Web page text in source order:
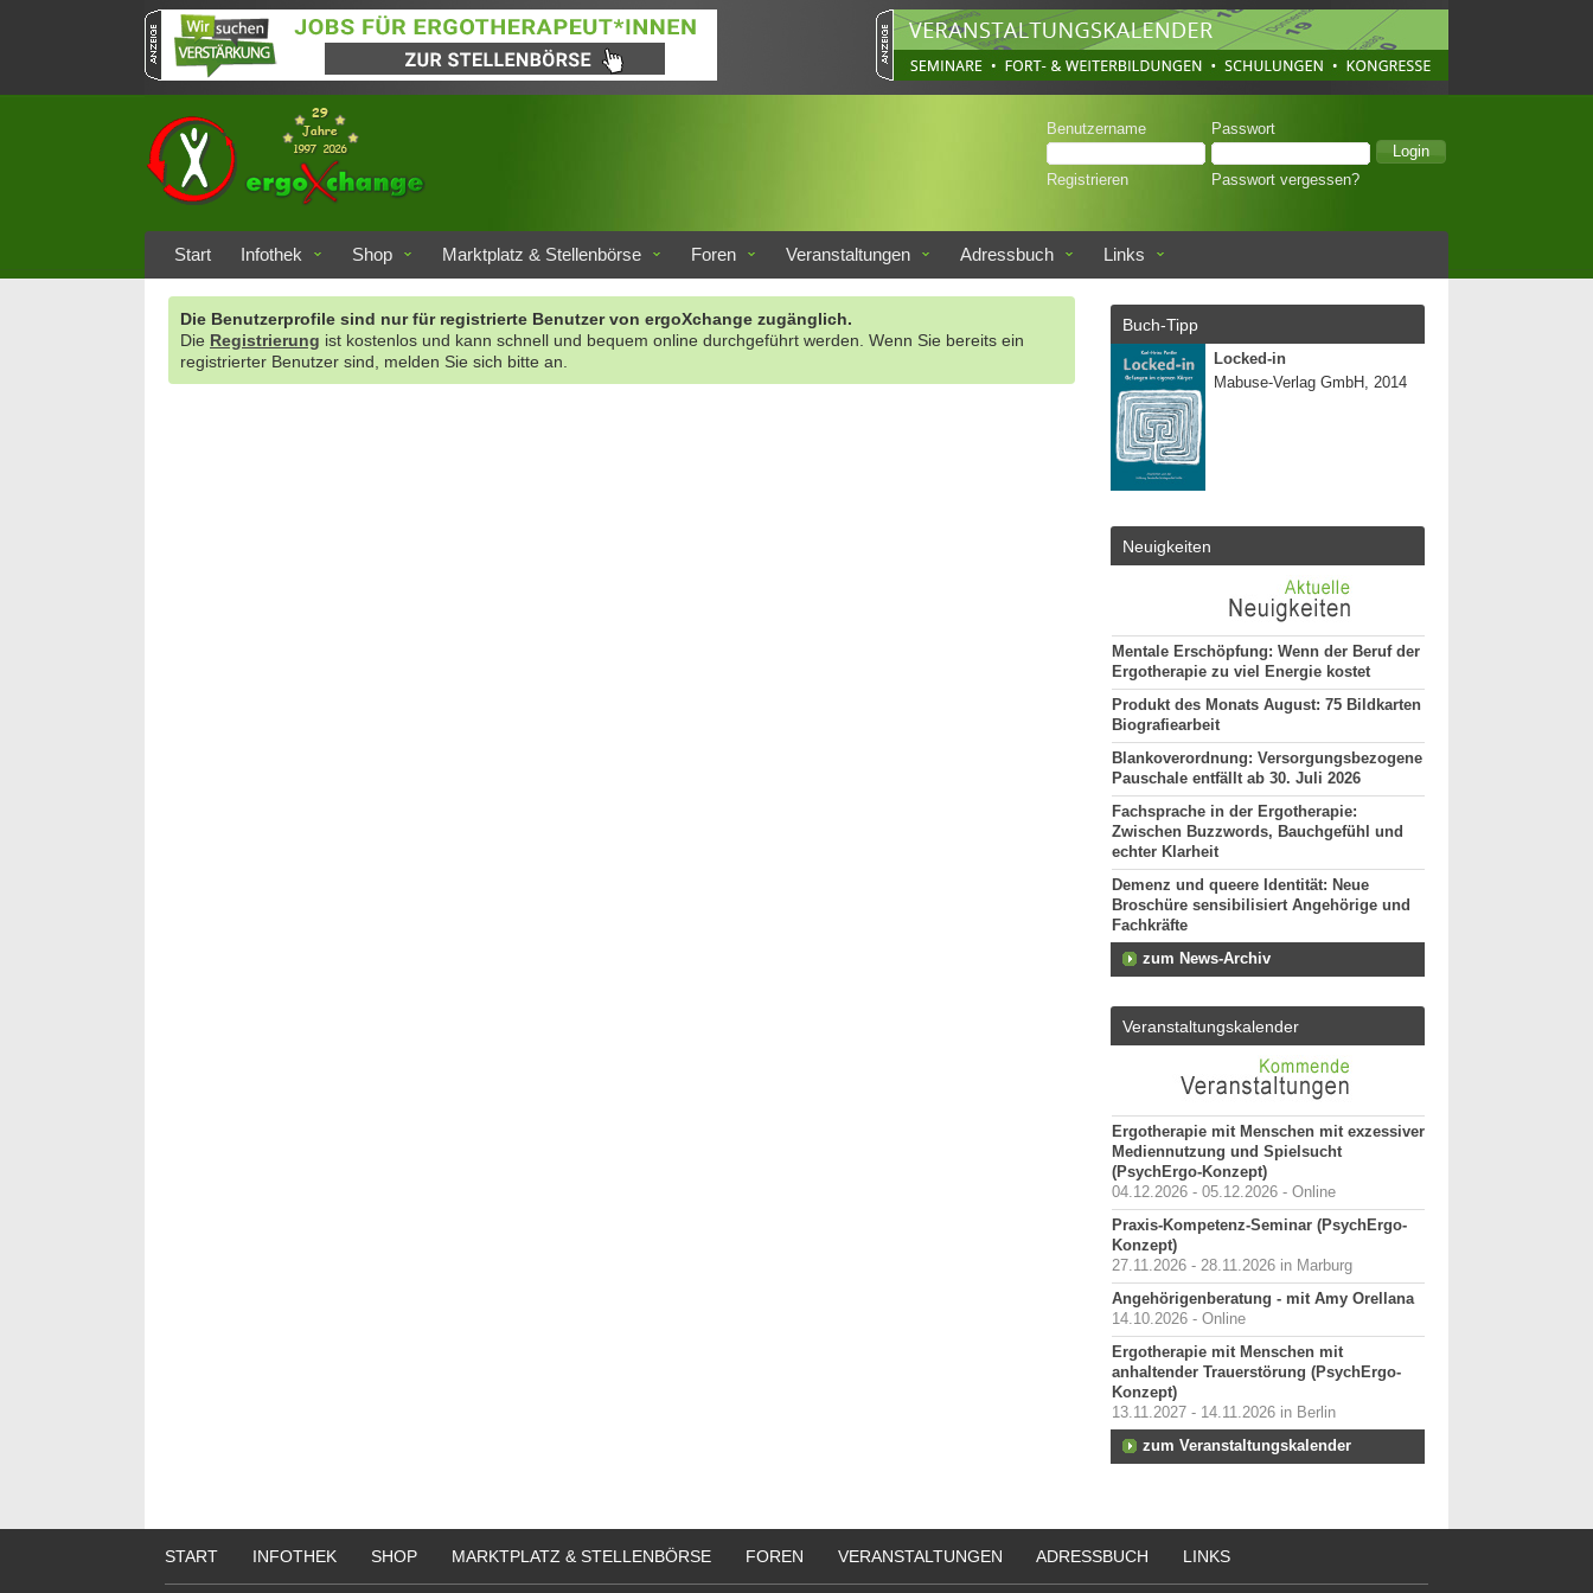
Benutzername Passwort
Registrieren Passwort vergessen?
Start Infothek Shop Marktplatz & Stellenbörse Foren Veranstaltungen Adressbuch Links
Die Benutzerprofile sind nur für registrierte Benutzer von ergoXchange zugänglich.
Die Registrierung ist kostenlos und kann schnell und bequem online durchgeführt werden. Wenn Sie bereits ein
registrierter Benutzer sind, melden Sie sich bitte an.
Buch-Tipp
Locked-in
Mabuse-Verlag GmbH, 2014
Neuigkeiten
Mentale Erschöpfung: Wenn der Beruf der
Ergotherapie zu viel Energie kostet
Produkt des Monats August: 75 Bildkarten
Biografiearbeit
Blankoverordnung: Versorgungsbezogene
Pauschale entfällt ab 30. Juli 2026
Fachsprache in der Ergotherapie:
Zwischen Buzzwords, Bauchgefühl und
echter Klarheit
Demenz und queere Identität: Neue
Broschüre sensibilisiert Angehörige und
Fachkräfte
zum News-Archiv
Veranstaltungskalender
Ergotherapie mit Menschen mit exzessiver
Mediennutzung und Spielsucht
(PsychErgo-Konzept)
04.12.2026 - 05.12.2026 - Online
Praxis-Kompetenz-Seminar (PsychErgo-
Konzept)
27.11.2026 - 28.11.2026 in Marburg
Angehörigenberatung - mit Amy Orellana
14.10.2026 - Online
Ergotherapie mit Menschen mit
anhaltender Trauerstörung (PsychErgo-
Konzept)
13.11.2027 - 14.11.2026 in Berlin
zum Veranstaltungskalender
START INFOTHEK SHOP MARKTPLATZ & STELLENBÖRSE FOREN VERANSTALTUNGEN ADRESSBUCH LINKS